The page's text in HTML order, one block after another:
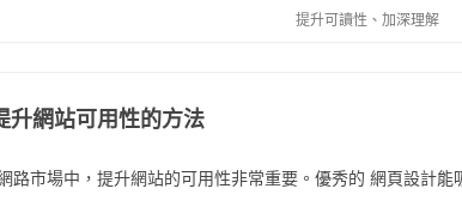
提升可讀性、加深理解
升網站可用性的方法
路市場中，提升網站的可用性非常重要。優秀的 網頁設計